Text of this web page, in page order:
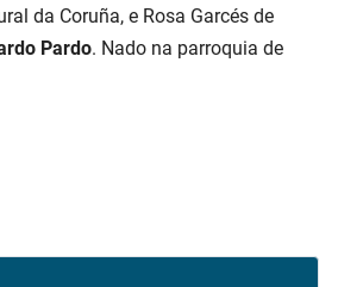
da Coruña, e Rosa Garcés de
Pardo. Nado na parroquia de